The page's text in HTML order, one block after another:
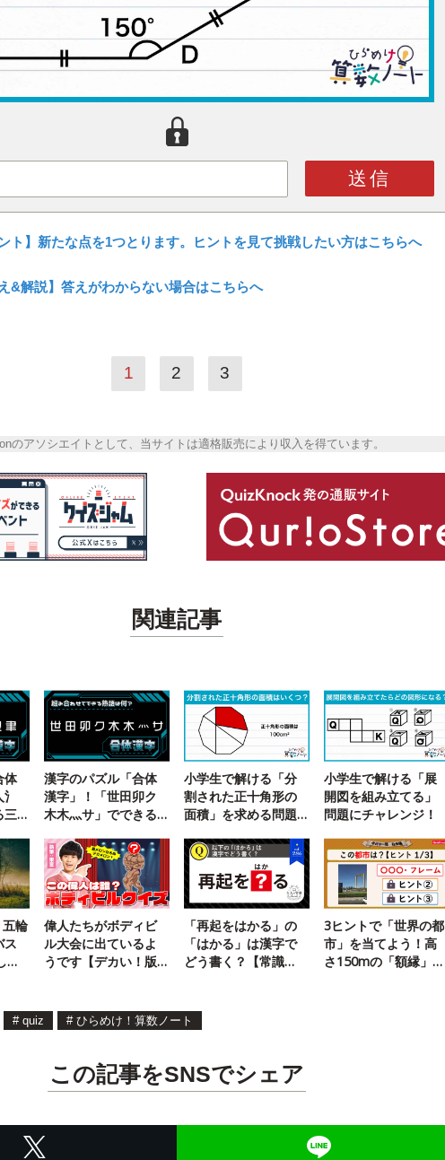
送信
ント】新たな点を1つとります。ヒントを見て挑戦したい方はこちらへ
え&解説】答えがわからない場合はこちらへ
1 2 3
のアソシエイトとして、当サイトは適格販売により収入を得ています。
関連記事
体
三
漢字のパズル「合体
漢字」！「世田卯ク
木木灬サ」でできる
小学生で解ける「分
割された正十角形の
面積」を求める問題
小学生で解ける「展
開図を組み立てる」
問題にチャレンジ！
五輪
ス
た
偉人たちがボディビ
ル大会に出ているよ
うです【デカい！版
「再起をはかる」の
「はかる」は漢字で
どう書く？【常識
3ヒントで「世界の都
市」を当てよう！高
さ150mの「額縁」が
# quiz # ひらめけ！算数ノート
この記事をSNSでシェア